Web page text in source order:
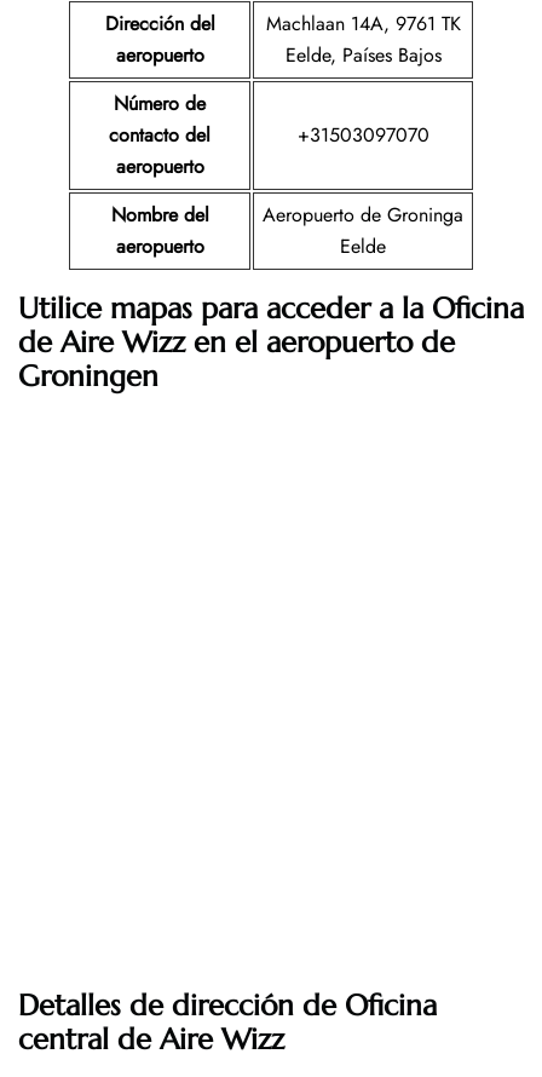
Dirección del
aeropuerto
Machlaan 14A, 9761 TK
Eelde, Países Bajos
Número de
contacto del
aeropuerto
+31503097070
Nombre del
aeropuerto
Aeropuerto de Groninga
Eelde
Utilice mapas para acceder a la Oficina
de Aire Wizz en el aeropuerto de
Groningen
Detalles de dirección de Oficina
central de Aire Wizz